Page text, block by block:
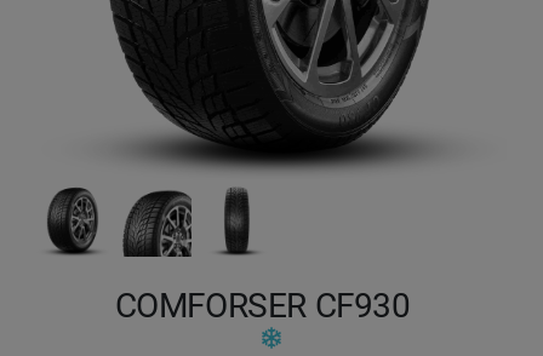
COMFORSER CF930
Павлодар
Петропавловск